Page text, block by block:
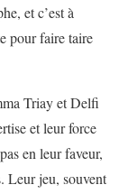
et c’est à
pour faire taire
Triay et Delfi
et leur force
en leur faveur,
Leur jeu, souvent